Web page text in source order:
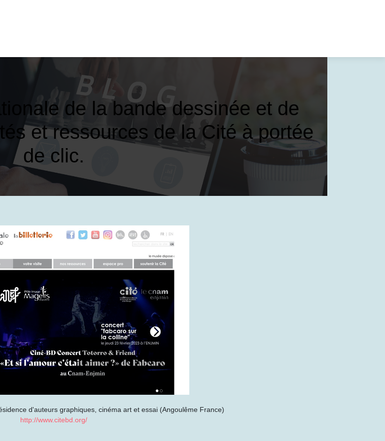
de la bande dessinée et de
et ressources de la Cité à portée
de clic.
d'auteurs graphiques, cinéma art et essai (Angoulême France)
http://www.citebd.org/